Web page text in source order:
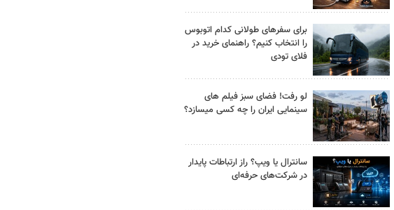
برای سفرهای طولانی کدام اتوبوس
را انتخاب کنیم؟ راهنمای خرید در
فلای تودی
لو رفت! فضای سبز فیلم های
سینمایی ایران را چه کسی میسازد؟
سانترال یا ویپ؟ راز ارتباطات پایدار
در شرکت‌های حرفه‌ای